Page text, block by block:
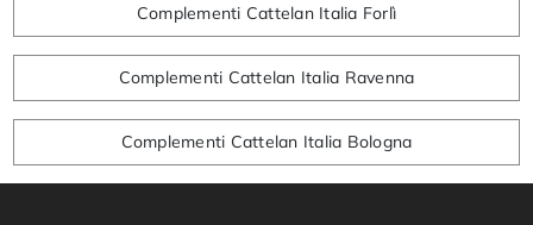
Complementi Cattelan Italia Forlì
Complementi Cattelan Italia Ravenna
Complementi Cattelan Italia Bologna